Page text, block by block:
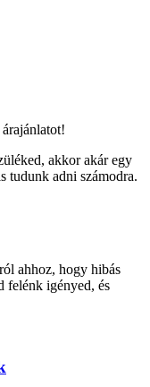
akkor akár egy
tudunk adni számodra.
ahhoz, hogy hibás
felénk igényed, és